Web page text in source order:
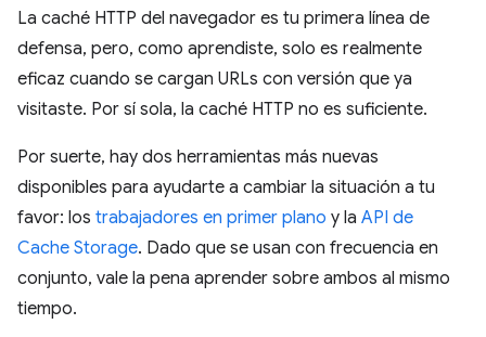
La caché HTTP del navegador es tu primera línea de
defensa, pero, como aprendiste, solo es realmente
eficaz cuando se cargan URLs con versión que ya
visitaste. Por sí sola, la caché HTTP no es suficiente.
Por suerte, hay dos herramientas más nuevas
disponibles para ayudarte a cambiar la situación a tu
favor: los trabajadores en primer plano y la API de
Cache Storage. Dado que se usan con frecuencia en
conjunto, vale la pena aprender sobre ambos al mismo
tiempo.